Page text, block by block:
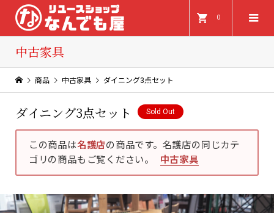
0
中古家具
商品 中古家具 ダイニング3点セット
ダイニング3点セット Sold Out
この商品は名護店の商品です。名護店の同じカテ
ゴリの商品もご覧ください。
中古家具